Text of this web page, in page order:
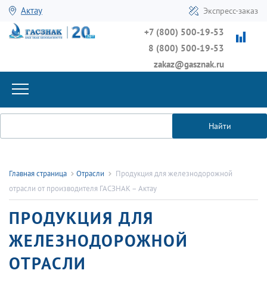
Актау Экспресс-заказ
+7 (800) 500-19-53
8 (800) 500-19-53
zakaz@gasznak.ru
Найти
Главная страница Отрасли
Продукция для железнодорожной
отрасли от производителя ГАСЗНАК – Актау
ПРОДУКЦИЯ ДЛЯ
ЖЕЛЕЗНОДОРОЖНОЙ
ОТРАСЛИ